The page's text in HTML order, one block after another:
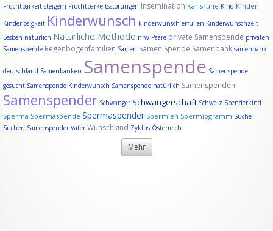
Fruchtbarkeit steigern Fruchtbarkeitsstörungen Insemination Karlsruhe Kind Kinder
Kinderlosigkeit Kinderwunsch kinderwunsch erfüllen Kinderwunschzeit
Lesben natürlich Natürliche Methode nrw Paare private Samenspende privaten
Samenspende Regenbogenfamilien Samen Samen Spende Samenbank samenbank
deutschland Samenbanken Samenspende Samenspende
gesucht Samenspende Kinderwunsch Samenspende natürlich Samenspenden
Samenspender Schwanger Schwangerschaft Schweiz Spenderkind
Sperma Spermaspende Spermaspender Spermien Spermiogramm Suche
Suchen Samenspender VaterWunschkind Zyklus Österreich
Mehr